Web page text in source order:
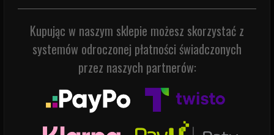
Kupując w naszym sklepie możesz skorzystać z
systemów odroczonej płatności świadczonych
przez naszych partnerów: